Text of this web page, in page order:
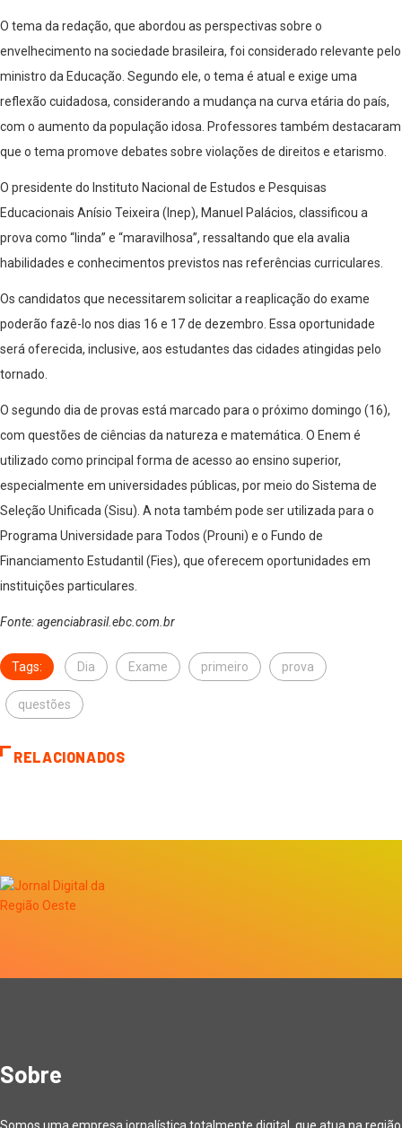
O tema da redação, que abordou as perspectivas sobre o
envelhecimento na sociedade brasileira, foi considerado relevante pelo
ministro da Educação. Segundo ele, o tema é atual e exige uma
reflexão cuidadosa, considerando a mudança na curva etária do país,
com o aumento da população idosa. Professores também destacaram
que o tema promove debates sobre violações de direitos e etarismo.
O presidente do Instituto Nacional de Estudos e Pesquisas
Educacionais Anísio Teixeira (Inep), Manuel Palácios, classificou a
prova como “linda” e “maravilhosa”, ressaltando que ela avalia
habilidades e conhecimentos previstos nas referências curriculares.
Os candidatos que necessitarem solicitar a reaplicação do exame
poderão fazê-lo nos dias 16 e 17 de dezembro. Essa oportunidade
será oferecida, inclusive, aos estudantes das cidades atingidas pelo
tornado.
O segundo dia de provas está marcado para o próximo domingo (16),
com questões de ciências da natureza e matemática. O Enem é
utilizado como principal forma de acesso ao ensino superior,
especialmente em universidades públicas, por meio do Sistema de
Seleção Unificada (Sisu). A nota também pode ser utilizada para o
Programa Universidade para Todos (Prouni) e o Fundo de
Financiamento Estudantil (Fies), que oferecem oportunidades em
instituições particulares.
Fonte: agenciabrasil.ebc.com.br
Tags: Dia Exame primeiro prova
questões
RELACIONADOS
Sobre